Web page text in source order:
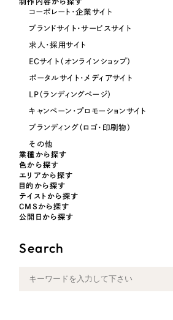
オレンジ・橙色
パープル・紫色
ピンク・桃色
カラフル・多色
その他
コーポレート・企業サイト
ブランドサイト・サービスサイト
求人・採用サイト
ECサイト（オンラインショップ）
ポータルサイト・メディアサイト
LP（ランディングページ）
キャンペーン・プロモーションサイト
ブランディング（ロゴ・印刷物）
その他
業種から探す
色から探す
エリアから探す
目的から探す
テイストから探す
CMSから探す
公開日から探す
Search